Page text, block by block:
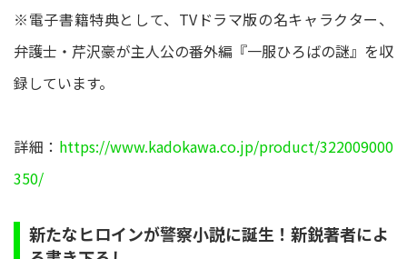
※電子書籍特典として、TVドラマ版の名キャラクター、
弁護士・芹沢豪が主人公の番外編『一服ひろばの謎』を収
録しています。
詳細： https://www.kadokawa.co.jp/product/322009000
350/
新たなヒロインが警察小説に誕生！新鋭著者によ